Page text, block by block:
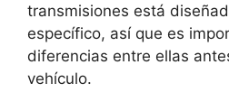
transmisiones está
específico, así que es
diferencias entre ellas
vehículo.